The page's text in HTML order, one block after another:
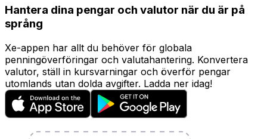
Hantera dina pengar och valutor när du är på
språng
Xe-appen har allt du behöver för globala
penningöverföringar och valutahantering. Konvertera
valutor, ställ in kursvarningar och överför pengar
utomlands utan dolda avgifter. Ladda ner idag!